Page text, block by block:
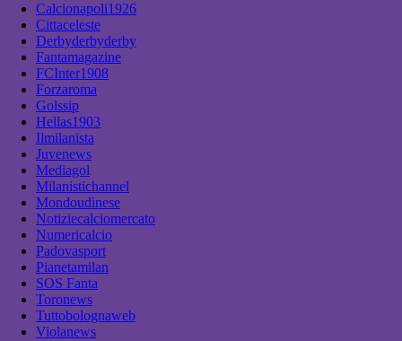
Calcionapoli1926
Cittaceleste
Derbyderbyderby
Fantamagazine
FCInter1908
Forzaroma
Golssip
Hellas1903
Ilmilanista
Juvenews
Mediagol
Milanistichannel
Mondoudinese
Notiziecalciomercato
Numericalcio
Padovasport
Pianetamilan
SOS Fanta
Toronews
Tuttobolognaweb
Violanews